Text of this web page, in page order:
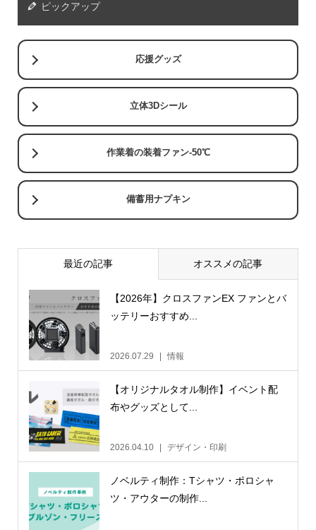
ピックアップ
応援グッズ
立体3Dシール
作業着の装着ファン-50℃
備蓄用ナプキン
最近の記事 オススメの記事
【2026年】クロスファンEX ファンとバ
ッテリーおすすめ...
2026.07.29 情報
【オリジナルタオル制作】イベント配
布やグッズとして...
2026.04.10 デザイン・印刷
ノベルティ制作：Tシャツ・ポロシャ
ツ・アウターの制作...